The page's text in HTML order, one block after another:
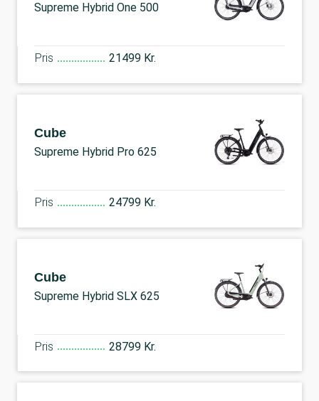
Supreme Hybrid One 500
Pris 21499 Kr.
Cube
Supreme Hybrid Pro 625
Pris 24799 Kr.
Cube
Supreme Hybrid SLX 625
Pris 28799 Kr.